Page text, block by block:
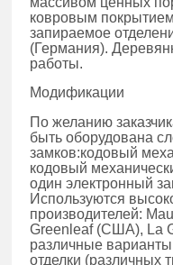
ковровым
запираемое
(Германия).
работы.
Модификации
По желанию
быть оборудована
замков:кодовый
кодовый
один электронный
Используются
производителей:
Greenleaf (США), La
различные
отделки (различных